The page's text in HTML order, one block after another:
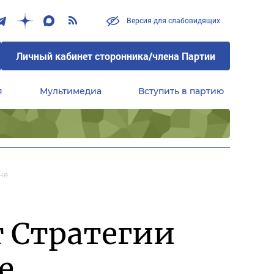
Версия для слабовидящих
Личный кабинет сторонника/члена Партии
Мультимедиа Вступить в партию
Стратегии